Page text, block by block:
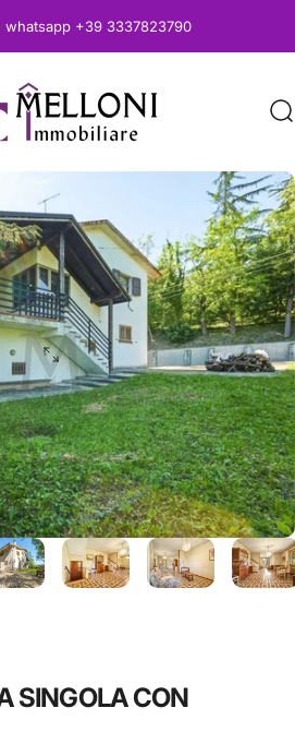
whatsapp +39 3337823790
immobiliare
SINGOLACON